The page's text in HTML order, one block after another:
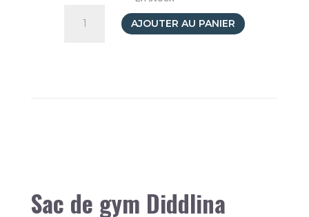
AJOUTER AU PANIER
Sac de gym Diddlina